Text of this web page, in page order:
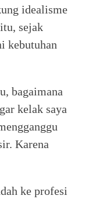
idealisme
sejak
kebutuhan
bagaimana
kelak saya
Karena
ke profesi